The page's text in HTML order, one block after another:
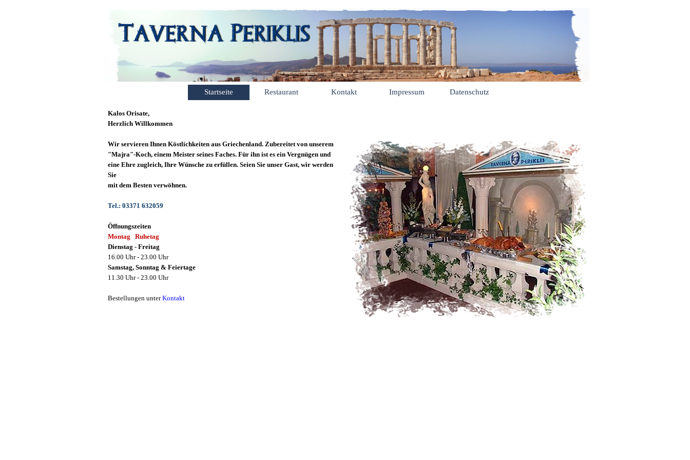
Startseite Restaurant Kontakt Impressum Datenschutz
Kalos Orisate,
Herzlich Willkommen
Wir servieren Ihnen Köstlichkeiten aus Griechenland. Zubereitet von unserem
"Majra"-Koch, einem Meister seines Faches. Für ihn ist es ein Vergnügen und
eine Ehre zugleich, Ihre Wünsche zu erfüllen. Seien Sie unser Gast, wir werden
Sie
mit dem Besten verwöhnen.
Tel.:03371632059
Öffnungszeiten
Montag Ruhetag
Dienstag - Freitag
16.00 Uhr - 23.00 Uhr
Samstag, Sonntag & Feiertage
11.30 Uhr - 23.00 Uhr
Bestellungen unterKontakt